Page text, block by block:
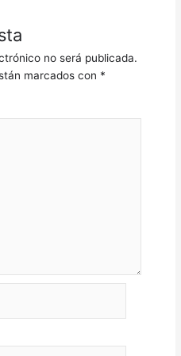
no será publicada.
marcados con *